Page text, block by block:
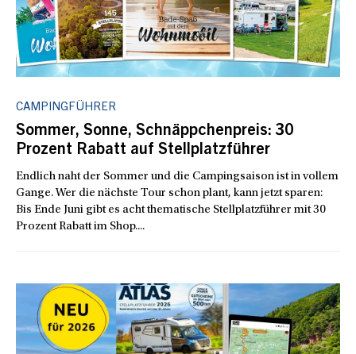
CAMPINGFÜHRER
Sommer, Sonne, Schnäppchenpreis: 30
Prozent Rabatt auf Stellplatzführer
Endlich naht der Sommer und die Campingsaison ist in vollem
Gange. Wer die nächste Tour schon plant, kann jetzt sparen:
Bis Ende Juni gibt es acht thematische Stellplatzführer mit 30
Prozent Rabatt im Shop....